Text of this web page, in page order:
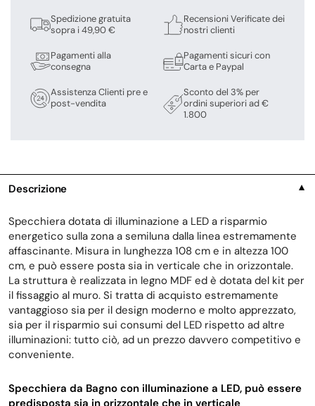
Spedizione gratuita
sopra i 49,90 €
Pagamenti alla
consegna
Assistenza Clienti pre e
post-vendita
Recensioni Verificate dei
nostri clienti
Pagamenti sicuri con
Carta e Paypal
Sconto del 3% per
ordini superiori ad €
1.800
Descrizione ▼
Specchiera dotata di illuminazione a LED a risparmio
energetico sulla zona a semiluna dalla linea estremamente
affascinante. Misura in lunghezza 108 cm e in altezza 100
cm, e può essere posta sia in verticale che in orizzontale.
La struttura è realizzata in legno MDF ed è dotata del kit per
il fissaggio al muro. Si tratta di acquisto estremamente
vantaggioso sia per il design moderno e molto apprezzato,
sia per il risparmio sui consumi del LED rispetto ad altre
illuminazioni: tutto ciò, ad un prezzo davvero competitivo e
conveniente.
Specchiera da Bagno con illuminazione a LED, può essere